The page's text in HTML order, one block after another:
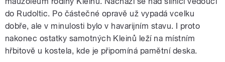
do Rudoltic. Po částečné opravě už vypadá vcelku
dobře, ale v minulosti bylo v havarijním stavu. I proto
nakonec ostatky samotných Kleinů leží na místním
hřbitově u kostela, kde je připomíná pamětní deska.